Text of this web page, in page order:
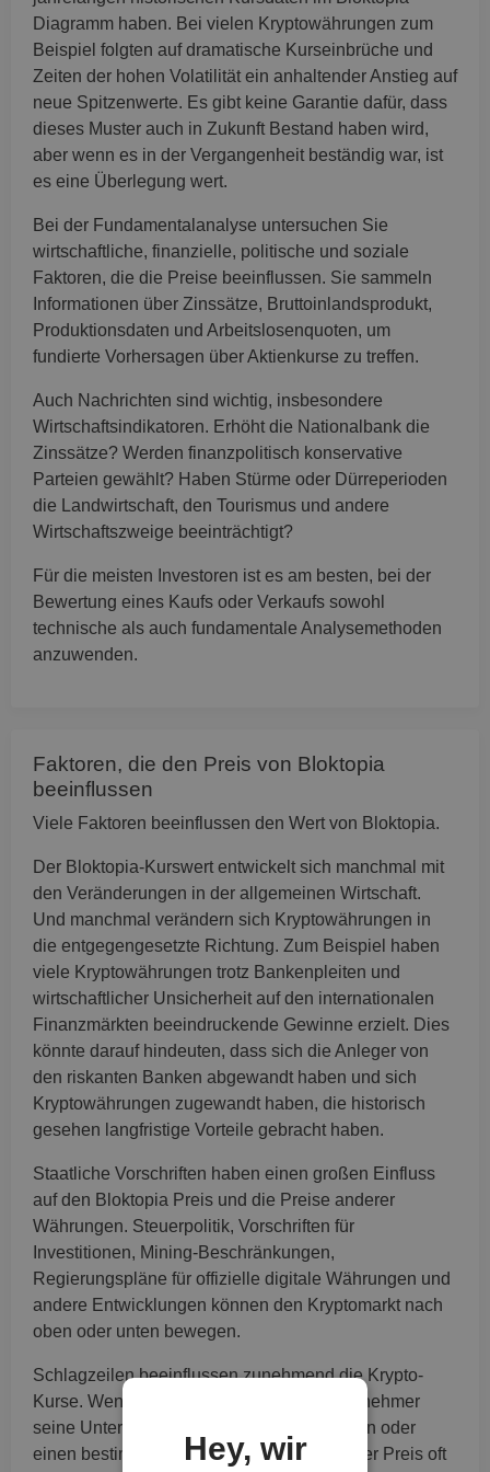
Diagramm haben. Bei vielen Kryptowährungen zum
Beispiel folgten auf dramatische Kurseinbrüche und
Zeiten der hohen Volatilität ein anhaltender Anstieg auf
neue Spitzenwerte. Es gibt keine Garantie dafür, dass
dieses Muster auch in Zukunft Bestand haben wird,
aber wenn es in der Vergangenheit beständig war, ist
es eine Überlegung wert.
Bei der Fundamentalanalyse untersuchen Sie
wirtschaftliche, finanzielle, politische und soziale
Faktoren, die die Preise beeinflussen. Sie sammeln
Informationen über Zinssätze, Bruttoinlandsprodukt,
Produktionsdaten und Arbeitslosenquoten, um
fundierte Vorhersagen über Aktienkurse zu treffen.
Auch Nachrichten sind wichtig, insbesondere
Wirtschaftsindikatoren. Erhöht die Nationalbank die
Zinssätze? Werden finanzpolitisch konservative
Parteien gewählt? Haben Stürme oder Dürreperioden
die Landwirtschaft, den Tourismus und andere
Wirtschaftszweige beeinträchtigt?
Für die meisten Investoren ist es am besten, bei der
Bewertung eines Kaufs oder Verkaufs sowohl
technische als auch fundamentale Analysemethoden
anzuwenden.
Faktoren, die den Preis von Bloktopia
beeinflussen
Viele Faktoren beeinflussen den Wert von Bloktopia.
Der Bloktopia-Kurswert entwickelt sich manchmal mit
den Veränderungen in der allgemeinen Wirtschaft.
Und manchmal verändern sich Kryptowährungen in
die entgegengesetzte Richtung. Zum Beispiel haben
viele Kryptowährungen trotz Bankenpleiten und
wirtschaftlicher Unsicherheit auf den internationalen
Finanzmärkten beeindruckende Gewinne erzielt. Dies
könnte darauf hindeuten, dass sich die Anleger von
den riskanten Banken abgewandt haben und sich
Kryptowährungen zugewandt haben, die historisch
gesehen langfristige Vorteile gebracht haben.
Staatliche Vorschriften haben einen großen Einfluss
auf den Bloktopia Preis und die Preise anderer
Währungen. Steuerpolitik, Vorschriften für
Investitionen, Mining-Beschränkungen,
Regierungspläne für offizielle digitale Währungen und
andere Entwicklungen können den Kryptomarkt nach
oben oder unten bewegen.
Schlagzeilen beeinflussen zunehmend die Krypto-
Kurse. Wenn ein milliardenschwerer Unternehmer
seine Unterstützung für eine bestimmte Coin oder
einen bestimmten Token auf X teilt, steigt der Preis oft
Hey, wir